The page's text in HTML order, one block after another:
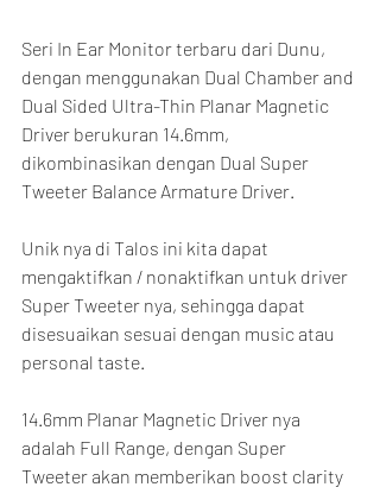
Seri In Ear Monitor terbaru dari Dunu,
dengan menggunakan Dual Chamber and
Dual Sided Ultra-Thin Planar Magnetic
Driver berukuran 14.6mm,
dikombinasikan dengan Dual Super
Tweeter Balance Armature Driver.
Unik nya di Talos ini kita dapat
mengaktifkan / nonaktifkan untuk driver
Super Tweeter nya, sehingga dapat
disesuaikan sesuai dengan music atau
personal taste.
14.6mm Planar Magnetic Driver nya
adalah Full Range, dengan Super
Tweeter akan memberikan boost clarity